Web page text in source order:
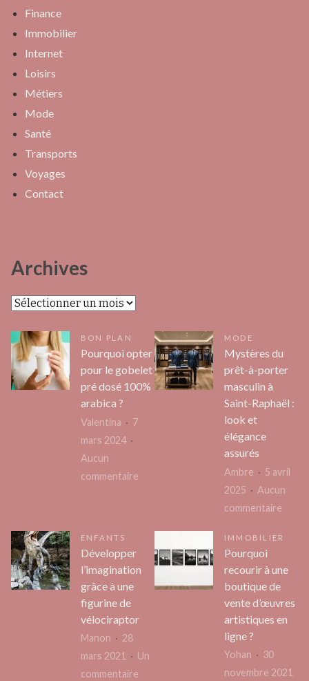
Finance
Immobilier
Internet
Loisirs
Métiers
Mode
Santé
Transports
Voyages
Contact
Archives
Archives
BON PLAN
Pourquoi opter
pour le gobelet
pré dosé 100%
arabica ?
Valentina
7
mars 2024
Aucun
commentaire
pour
gobelet
100%
?
MODE
Mystères du
prêt-à-porter
masculin à
Saint-Raphaël :
look et
élégance
assurés
Ambre
5 avril
2025
Aucun
commentaire
du
ENFANTS
Développer
l’imagination
grâce à une
figurine de
vélociraptor
Manon
28
mars 2021
Un
commentaire
IMMOBILIER
Pourquoi
recourir à une
boutique de
vente d’œuvres
artistiques en
ligne ?
Yohan
30
novembre 2021